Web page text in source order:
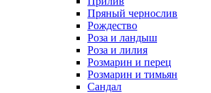
Пряный чернослив
Рождество
Роза и ландыш
Роза и лилия
Розмарин и перец
Розмарин и тимьян
Сандал